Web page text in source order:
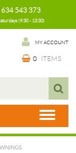
543 373
(9:30 - 13:30)
MY ACCOUNT
0 ITEMS